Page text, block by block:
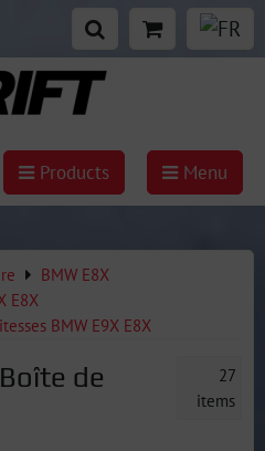
Products Menu
BMW E8X
E8X
BMW E9X E8X
de
27
items